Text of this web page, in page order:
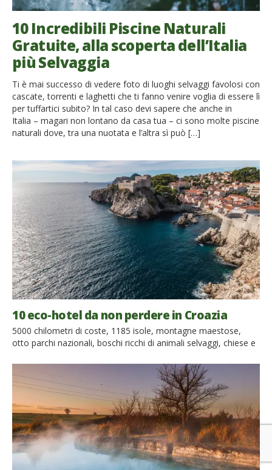
10 Incredibili Piscine Naturali
Gratuite, alla scoperta dell’Italia
più Selvaggia
Ti è mai successo di vedere foto di luoghi selvaggi favolosi con
cascate, torrenti e laghetti che ti fanno venire voglia di essere lì
per tuffartici subito? In tal caso devi sapere che anche in
Italia – magari non lontano da casa tua – ci sono molte piscine
naturali dove, tra una nuotata e l’altra sì può […]
10 eco-hotel da non perdere in Croazia
5000 chilometri di coste, 1185 isole, montagne maestose,
otto parchi nazionali, boschi ricchi di animali selvaggi, chiese e
un Paese meraviglioso e ricco di natura incontaminata e
cultura, il luogo ideale per perdersi e ritrovarsi. Abbiamo
selezionato per voi 10 eco-hotel dove trascorrere una […]